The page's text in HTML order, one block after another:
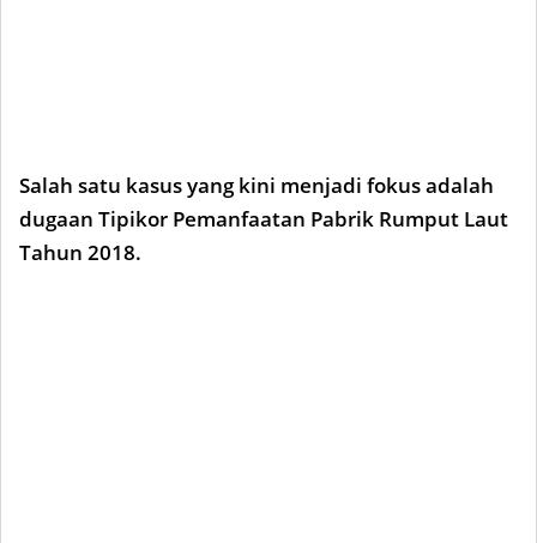
Salah satu kasus yang kini menjadi fokus adalah
dugaan Tipikor Pemanfaatan Pabrik Rumput Laut
Tahun 2018.